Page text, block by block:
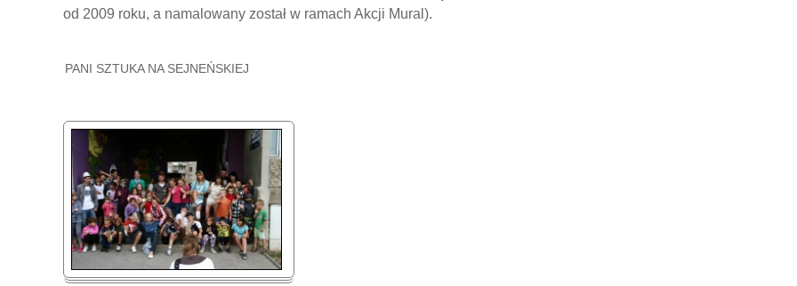
od 2009 roku, a namalowany został w ramach Akcji Mural).
PANI SZTUKA NA SEJNEŃSKIEJ